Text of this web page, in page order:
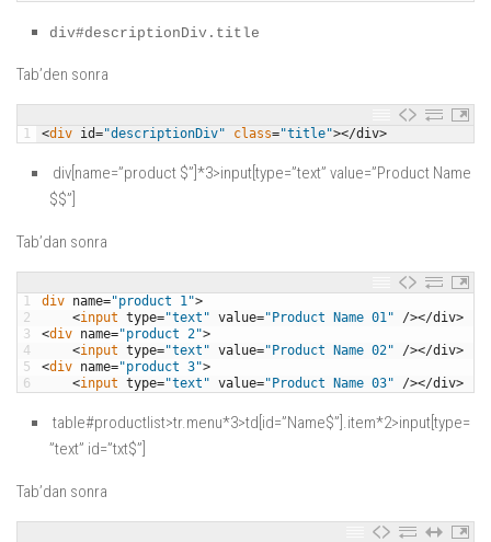
div#descriptionDiv.title
Tab’den sonra
1 <div id="descriptionDiv" class="title"></div>
div[name=”product $”]*3>input[type=”text” value=”Product Name
$$”]
Tab’dan sonra
1
2
3
4
5
6
div name="product 1">
<input type="text" value="Product Name 01" /></div>
<div name="product 2">
<input type="text" value="Product Name 02" /></div>
<div name="product 3">
<input type="text" value="Product Name 03" /></div>
table#productlist>tr.menu*3>td[id=”Name$”].item*2>input[type=
”text” id=”txt$”]
Tab’dan sonra